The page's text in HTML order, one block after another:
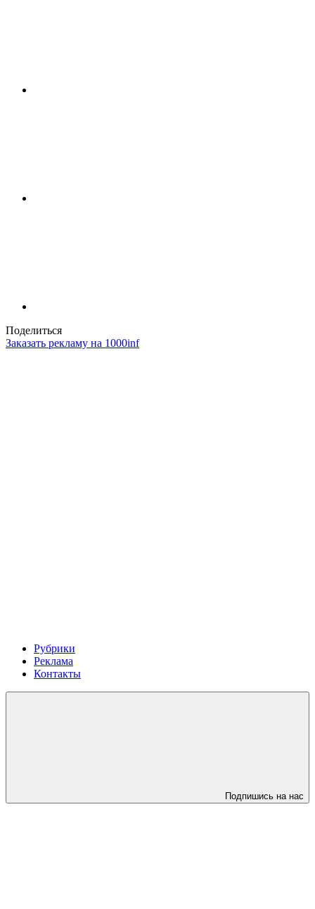
Поделиться
Заказать рекламу на 1000inf
Рубрики
Реклама
Контакты
Подпишись на нас